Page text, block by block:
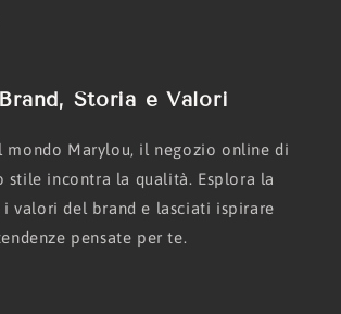
Storia e Valori
mondo Marylou, il negozio online di
stile incontra la qualità. Esplora la
i valori del brand e lasciati ispirare
pensate per te.